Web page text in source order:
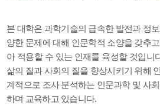
본 대학은 과학기술의 급속한 발전과 정
양한 문제에 대해 인문학적 소양을 갖추
아 적용할 수 있는 인재를 육성할 것입니
삶의 질과 사회의 질을 향상시키기 위해
계적으로 조사 분석하는 인문과학 및 사
하며 교육하고 있습니다.